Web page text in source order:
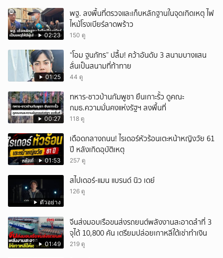
02:23
พฐ. ลงพื้นที่ตรวจและเก็บหลักฐานในจุดเกิดเหตุ ไฟ
ไหม้โรงเบียร์ลาดพร้าว
150 ดู
01:25
“โอม ฐนภัทร” ปลื้ม! คว้าอันดับ 3 สนามบางแสน
ลั่นเป็นสนามที่ท้าทาย
44 ดู
00:27
ทหาร-ชาวบ้านกัมพูชา ยืนเกาะรั้ว ดูคณะ
กมธ.ความมั่นคงแห่งรัฐฯ ลงพื้นที่
118 ดู
01:53
เดือดกลางถนน! ไรเดอร์หัวร้อนเตะหน้าหญิงวัย 61
ปี หลังเกิดอุบัติเหตุ
257 ดู
ตัวอย่าง
สไปเดอร์-แมน แบรนด์ นิว เดย์
126 ดู
01:49
จีนส่งมอบเรือขนส่งรถยนต์พลังงานสะอาดลำที่ 3
จุได้ 10,800 คัน เตรียมปล่อยเกาหลีใต้เช่าทำเงิน
219 ดู